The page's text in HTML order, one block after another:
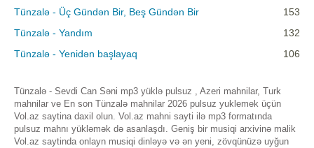
Tünzalə - Üç Gündən Bir, Beş Gündən Bir
153
Tünzalə - Yandım
132
Tünzalə - Yenidən başlayaq
106
Tünzalə - Sevdi Can Səni mp3 yüklə pulsuz , Azeri mahnilar, Turk
mahnilar ve En son Tünzalə mahnilar 2026 pulsuz yuklemek üçün
Vol.az saytina daxil olun. Vol.az mahni sayti ilə mp3 formatında
pulsuz mahnı yükləmək də asanlaşdı. Geniş bir musiqi arxivinə malik
Vol.az saytinda onlayn musiqi dinləyə və ən yeni, zövqünüzə uyğun